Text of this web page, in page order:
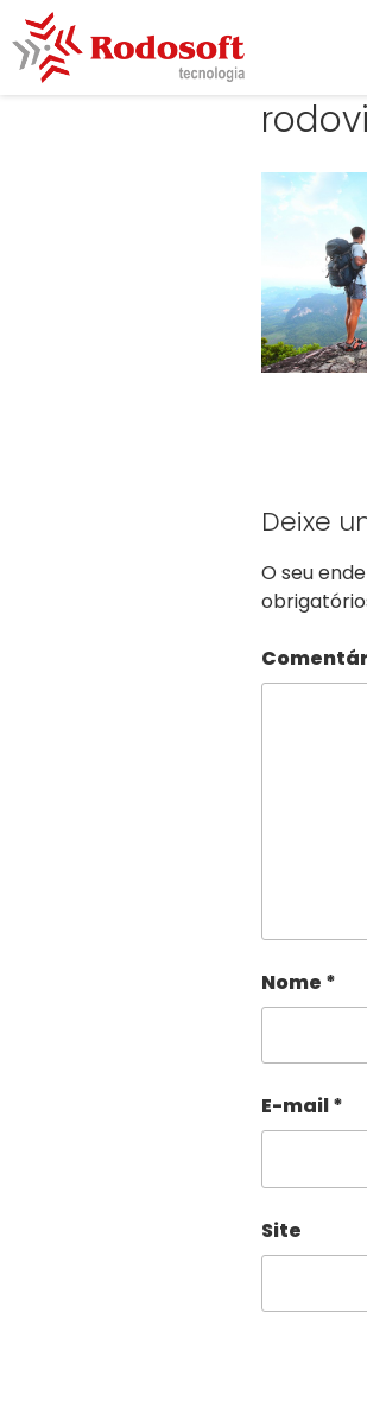
Deixe
O seu
Nome *
E-mail*
Site